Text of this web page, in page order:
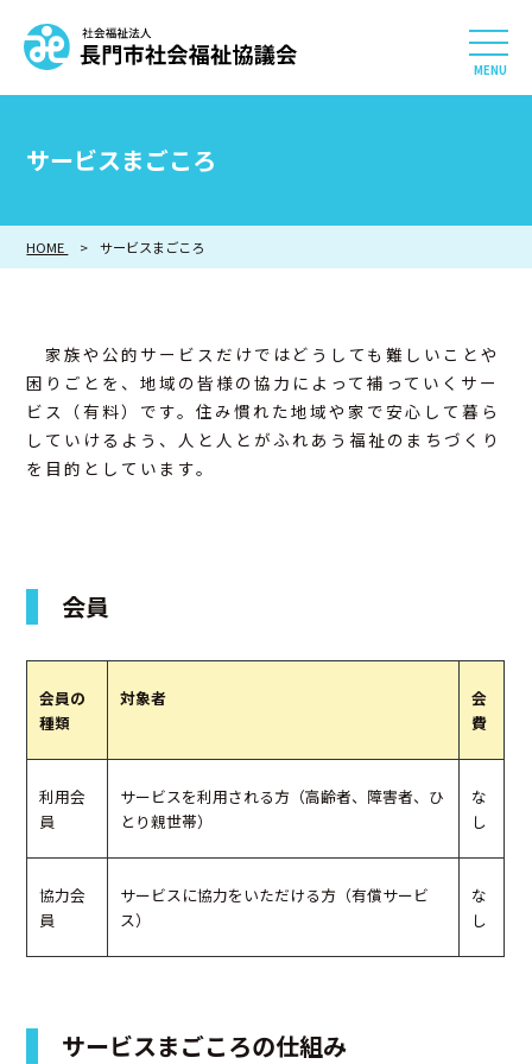
社会福祉法人 長門市社
参加したい・貢献したい
利用したい
サービスまごころ
HOME サービスまごころ
家族や公的サービスだけではどうしても難しいことや
困りごとを、地域の皆様の協力によって補っていくサー
ビス（有料）です。住み慣れた地域や家で安心して暮ら
していけるよう、人と人とがふれあう福祉のまちづくり
を目的としています。
会員
会員の
種類
対象者
会
費
利用会
員
サービスを利用される方（高齢者、障害者、ひ
とり親世帯）
な
し
協力会
員
サービスに協力をいただける方（有償サービ
ス）
な
し
サービスまごころの仕組み